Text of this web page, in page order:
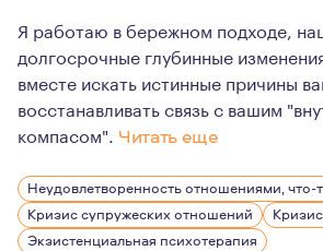
Я работаю в бережном подходе,
долгосрочные глубинные
вместе искать истинные причины
восстанавливать связь с вашим
компасом". Читать еще
Бережно отношусь к вашим
Мне 47 лет. Я прошла различные
Неудовлетворенность отношениями, что-
Кризис супружеских отношений
Экзистенциальная психотерапия